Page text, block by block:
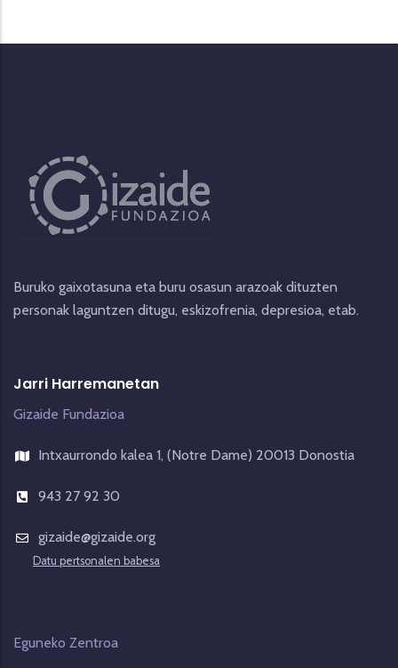
Buruko gaixotasuna eta buru osasun arazoak dituzten
personak laguntzen ditugu, eskizofrenia, depresioa, etab.
Jarri Harremanetan
Gizaide Fundazioa
Intxaurrondo kalea 1, (Notre Dame) 20013 Donostia
943 27 92 30
gizaide@gizaide.org
Datu pertsonalen babesa
Eguneko Zentroa